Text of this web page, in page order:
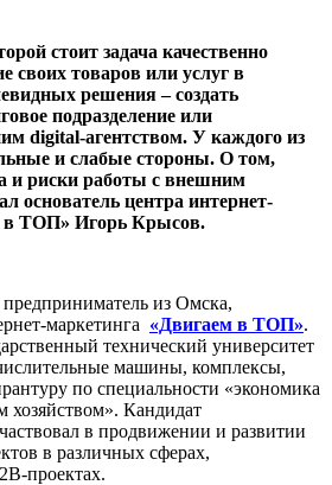
стоит задача качественно
своих товаров или услуг в
решения – создать
подразделение или
digital-агентством. У каждого из
и слабые стороны. О том,
и риски работы с внешним
основатель центра интернет-
в ТОП» Игорь Крысов.
предприниматель из Омска,
маркетинга «Двигаем в ТОП».
технический университет
машины, комплексы,
по специальности «экономика
хозяйством». Кандидат
в продвижении и развитии
в различных сферах,
проектах.